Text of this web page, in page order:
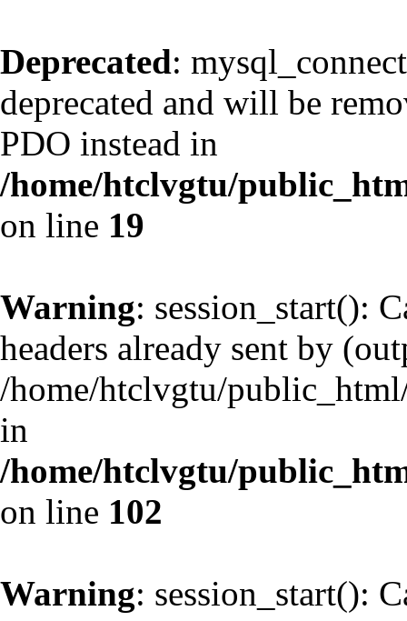
Deprecated:
deprecated and will be
PDO instead in
/home/htclvgtu/
on line 19
Warning: session_start():
headers already sent by
/home/htclvgtu/
in
/home/htclvgtu/
on line 102
Warning: session_start():